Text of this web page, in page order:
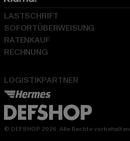
LOGISTIKPARTNER
LASTSCHRIFT
SOFORTÜBERWEISUNG
RATENKAUF
RECHNUNG
© DEFSHOP 2026. Alle Rechte vorbehalten